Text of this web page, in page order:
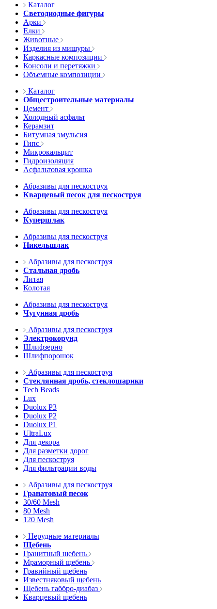
Каталог
Светодиодные фигуры
Арки
Елки
Животные
Изделия из мишуры
Каркасные композиции
Консоли и перетяжки
Объемные композиции
Каталог
Общестроительные материалы
Цемент
Холодный асфальт
Керамзит
Битумная эмульсия
Гипс
Микрокальцит
Гидроизоляция
Асфальтовая крошка
Абразивы для пескоструя
Кварцевый песок для пескоструя
Абразивы для пескоструя
Купершлак
Абразивы для пескоструя
Никельшлак
Абразивы для пескоструя
Стальная дробь
Литая
Колотая
Абразивы для пескоструя
Чугунная дробь
Абразивы для пескоструя
Электрокорунд
Шлифзерно
Шлифпорошок
Абразивы для пескоструя
Стеклянная дробь, стеклошарики
Tech Beads
Lux
Duolux P3
Duolux P2
Duolux P1
UltraLux
Для декора
Для разметки дорог
Для пескоструя
Для фильтрации воды
Абразивы для пескоструя
Гранатовый песок
30/60 Mesh
80 Mesh
120 Mesh
Нерудные материалы
Щебень
Гранитный щебень
Мраморный щебень
Гравийный щебень
Известняковый щебень
Щебень габбро-диабаз
Кварцевый щебень